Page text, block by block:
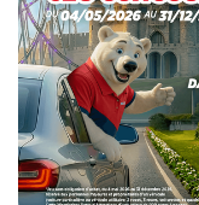
Mai
-
Décembre
2026
Locations